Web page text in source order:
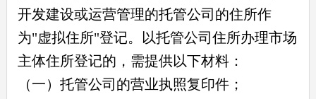
开发建设或运营管理的托管公司的住所作
为"虚拟住所"登记。以托管公司住所办理市场
主体住所登记的，需提供以下材料：
（一）托管公司的营业执照复印件；